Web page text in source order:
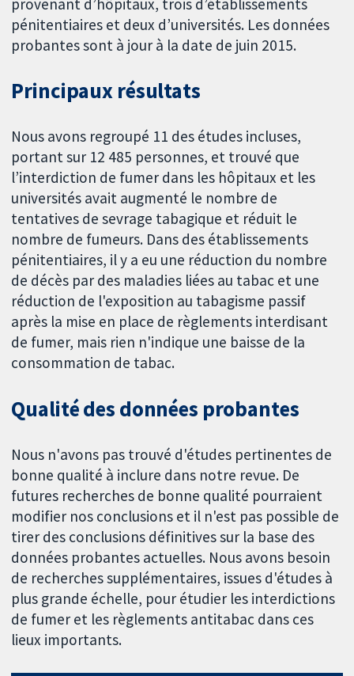
pénitentiaires et deux d’universités. Les données
probantes sont à jour à la date de juin 2015.
Principaux résultats
Nous avons regroupé 11 des études incluses,
portant sur 12 485 personnes, et trouvé que
l’interdiction de fumer dans les hôpitaux et les
universités avait augmenté le nombre de
tentatives de sevrage tabagique et réduit le
nombre de fumeurs. Dans des établissements
pénitentiaires, il y a eu une réduction du nombre
de décès par des maladies liées au tabac et une
réduction de l'exposition au tabagisme passif
après la mise en place de règlements interdisant
de fumer, mais rien n'indique une baisse de la
consommation de tabac.
Qualité des données probantes
Nous n'avons pas trouvé d'études pertinentes de
bonne qualité à inclure dans notre revue. De
futures recherches de bonne qualité pourraient
modifier nos conclusions et il n'est pas possible de
tirer des conclusions définitives sur la base des
données probantes actuelles. Nous avons besoin
de recherches supplémentaires, issues d'études à
plus grande échelle, pour étudier les interdictions
de fumer et les règlements antitabac dans ces
lieux importants.